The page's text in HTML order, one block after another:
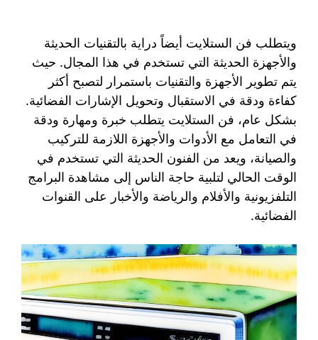
ويتطلب فن الستلايت أيضاً دراية بالتقنيات الحديثة
والأجهزة الحديثة التي تستخدم في هذا المجال. حيث
يتم تطوير الأجهزة والتقنيات باستمرار لتصبح أكثر
كفاءة ودقة في الاستقبال وتحويل الإشارات الفضائية.
بشكل عام، فن الستلايت يتطلب خبرة ومهارة ودقة
في التعامل مع الأدوات والأجهزة اللازمة للتركيب
والصيانة، ويعد من الفنون الحديثة التي تستخدم في
الوقت الحالي لتلبية حاجة الناس إلى مشاهدة البرامج
التلفزيونية والأفلام والرياضة والأخبار على القنوات
الفضائية.